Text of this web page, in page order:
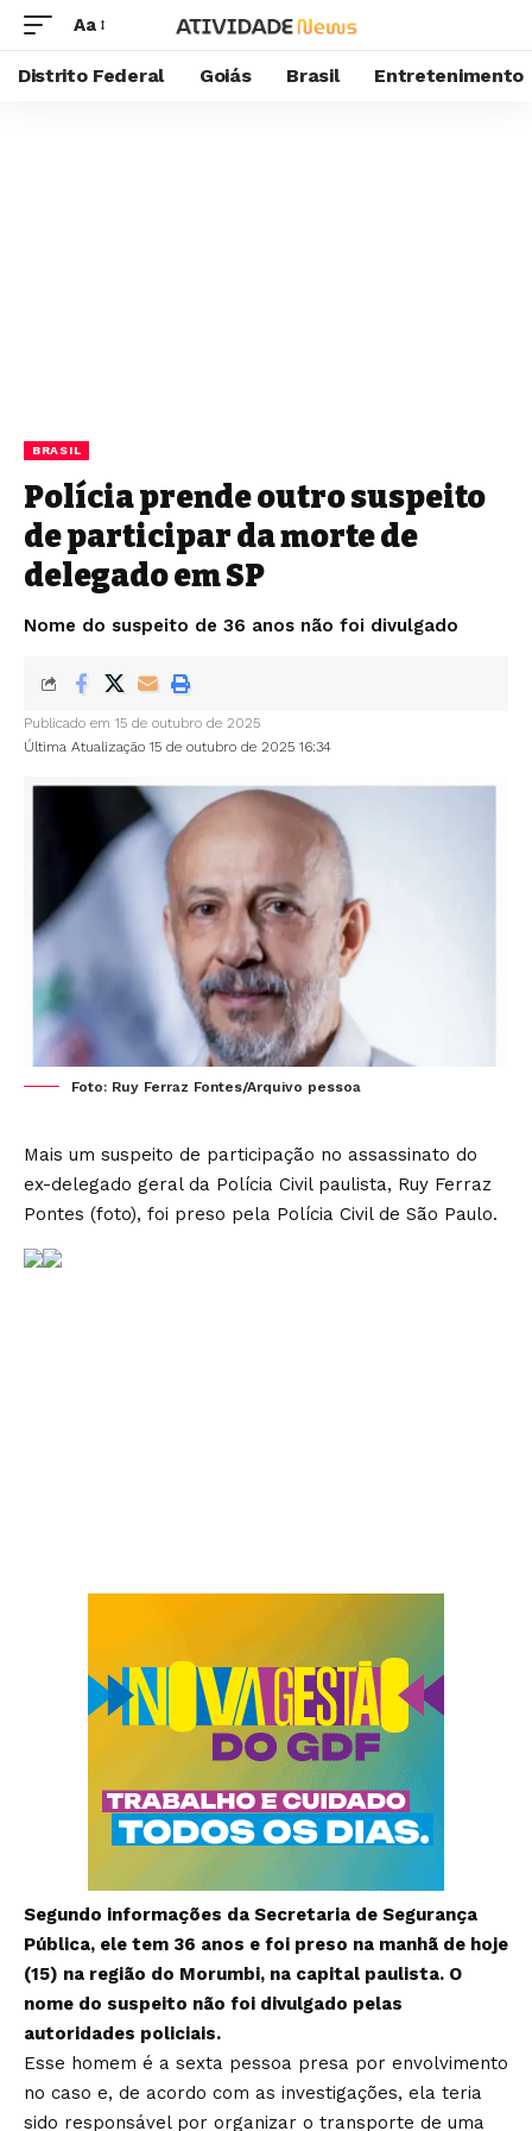
Aa
Distrito Federal Goiás Brasil Entretenimento
BRASIL
Polícia prende outro suspeito
de participar da morte de
delegado em SP
Nome do suspeito de 36 anos não foi divulgado
Última Atualização 15 de outubro de 2025 16:34
Publicado em 15 de outubro de 2025
Foto: Ruy Ferraz Fontes/Arquivo pessoa
Mais um suspeito de participação no assassinato do
ex-delegado geral da Polícia Civil paulista, Ruy Ferraz
Pontes (foto), foi preso pela Polícia Civil de São Paulo.
Segundo informações da Secretaria de Segurança
Pública, ele tem 36 anos e foi preso na manhã de hoje
(15) na região do Morumbi, na capital paulista. O
nome do suspeito não foi divulgado pelas
autoridades policiais.
Esse homem é a sexta pessoa presa por envolvimento
no caso e, de acordo com as investigações, ela teria
sido responsável por organizar o transporte de uma